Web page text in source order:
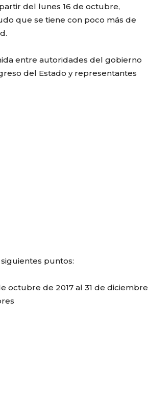
del lunes 16 de octubre,
que se tiene con poco más de
entre autoridades del gobierno
del Estado y representantes
puntos:
octubre de 2017 al 31 de diciembre